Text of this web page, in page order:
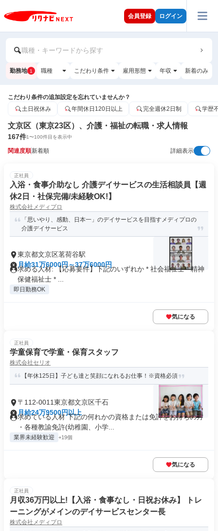
会員登録 ログイン
職種・キーワードから探す
勤務地 1 職種 こだわり条件 雇用形態 年収 新着のみ
こだわり条件の追加設定を忘れていませんか？
土日祝休み
年間休日120日以上 完全週休2日制 学歴
文京区（東京23区）、介護・福祉の転職・求人情報
167件1〜100件目を表示中
関連度順新着順 詳細表示
正社員
入浴・食事介助なし 介護デイサービスの生活相談員【週
休2日・社保完備/未経験OK!】
株式会社メディプロ
「思いやり、感動、日本一」のデイサービスを目指すメディプロの
介護デイサービス
東京都文京区茗荷谷駅
月給31万6000円～37万6000円
求める人材: 【応募要件】下記のいずれか * 社会福祉士 * 精神
保健福祉士 * ...
即日勤務OK
気になる
正社員
学童保育で学童・保育スタッフ
株式会社セリオ
【年休125日】子ども達と笑顔になれるお仕事！※資格必須
〒112-0011東京都文京区千石
月給24万9500円以上
求めている人材 下記の何れかの資格または免許をお持ちの方
・各種教諭免許(幼稚園、小学...
業界未経験歓迎 +19個
気になる
正社員
月収36万円以上!【入浴・食事なし・日祝お休み】 トレ
ーニングがメインのデイサービスセンター長
株式会社メディプロ